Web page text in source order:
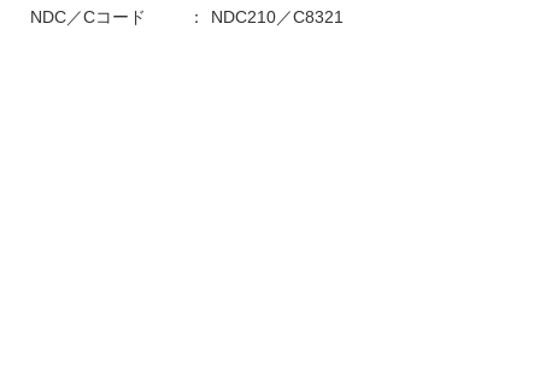
NDC／Cコード
NDC210／C8321